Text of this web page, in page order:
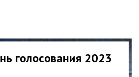
голосования 2023